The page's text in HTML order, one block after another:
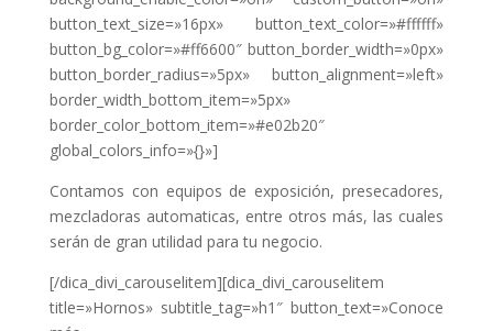
button_text_size=»16px» button_text_color=»#ffffff»
button_bg_color=»#ff6600″ button_border_width=»0px»
button_border_radius=»5px» button_alignment=»left»
border_width_bottom_item=»5px»
border_color_bottom_item=»#e02b20″
global_colors_info=»{}»]
Contamos con equipos de exposición, presecadores,
mezcladoras automaticas, entre otros más, las cuales
serán de gran utilidad para tu negocio.
[/dica_divi_carouselitem][dica_divi_carouselitem
title=»Hornos» subtitle_tag=»h1″ button_text=»Conoce